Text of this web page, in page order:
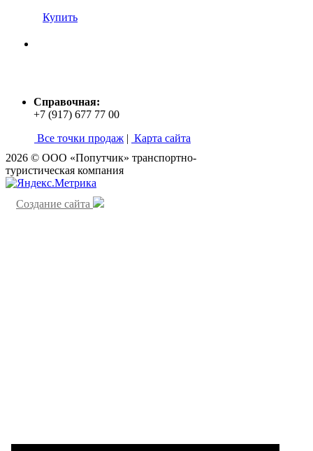
Купить
Справочная:
+7 (917) 677 77 00
Все точки продаж | Карта сайта
2026 © ООО «Попутчик» транспортно-
туристическая компания
Создание сайта